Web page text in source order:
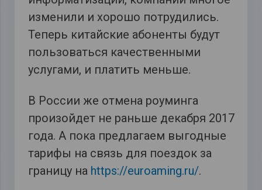
изменили и хорошо потрудились.
Теперь китайские абоненты будут
пользоваться качественными
услугами, и платить меньше.
В России же отмена роуминга
произойдет не раньше декабря 2017
года. А пока предлагаем выгодные
тарифы на связь для поездок за
границу на https://euroaming.ru/.